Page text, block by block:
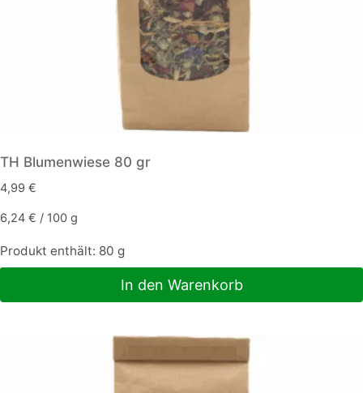
TH Blumenwiese 80 gr
4,99 €
6,24 € / 100 g
Produkt enthält: 80 g
In den Warenkorb